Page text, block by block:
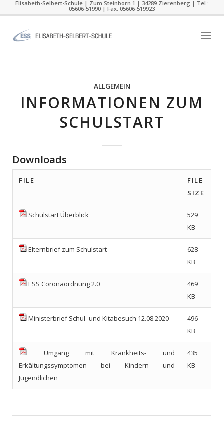
Elisabeth-Selbert-Schule | Zum Steinborn 1 | 34289 Zierenberg | Tel.:
05606-51990 | Fax: 05606-519923
ALLGEMEIN
INFORMATIONEN ZUM
SCHULSTART
Downloads
FILE
FILE
SIZE
Schulstart Überblick
529
KB
Elternbrief zum Schulstart
628
KB
ESS Coronaordnung 2.0
469
KB
Ministerbrief Schul- und Kitabesuch 12.08.2020
496
KB
Umgang mit Krankheits- und
Erkältungssymptomen bei Kindern und
Jugendlichen
435
KB